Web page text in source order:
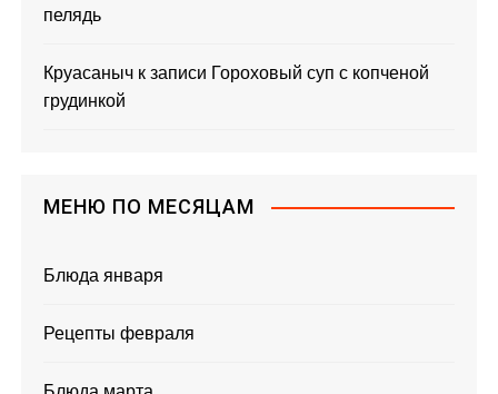
пелядь
Круасаныч к записи Гороховый суп с копченой
грудинкой
МЕНЮ ПО МЕСЯЦАМ
Блюда января
Рецепты февраля